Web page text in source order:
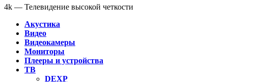
4k — Телевидение высокой четкости
Акустика
Видео
Видеокамеры
Мониторы
Плееры и устройства
ТВ
DEXP